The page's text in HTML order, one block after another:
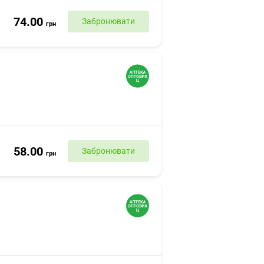
74.00 грн Забронювати
58.00 грн Забронювати